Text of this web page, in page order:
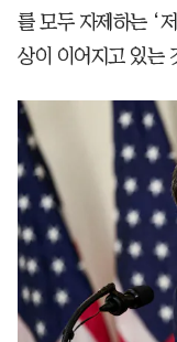
를 모두 자제하는 ‘
상이 이어지고 있는